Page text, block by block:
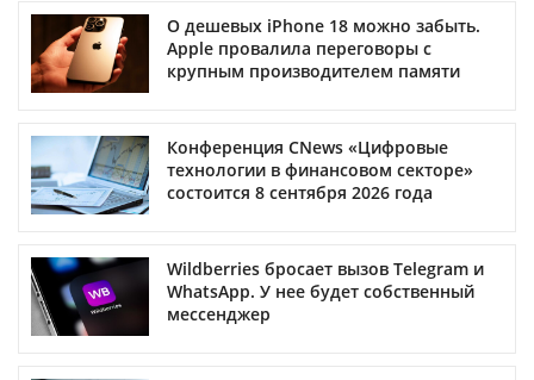
О дешевых iPhone 18 можно забыть.
Apple провалила переговоры с
крупным производителем памяти
Конференция CNews «Цифровые
технологии в финансовом секторе»
состоится 8 сентября 2026 года
Wildberries бросает вызов Telegram и
WhatsApp. У нее будет собственный
мессенджер